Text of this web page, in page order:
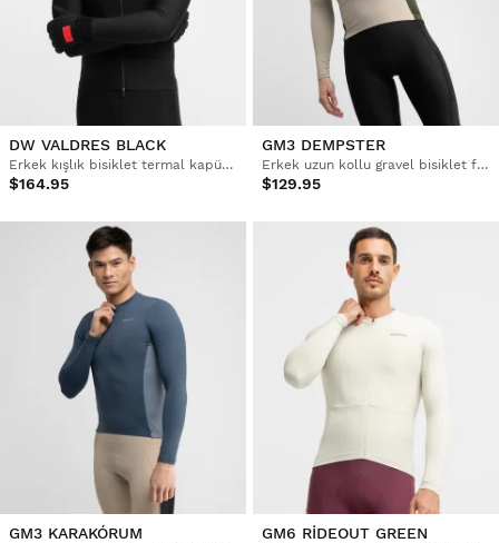
DW VALDRES BLACK
Erkek kışlık bisiklet termal kapüşonlu forma
$164.95
GM3 DEMPSTER
Erkek uzun kollu gravel bisiklet forması
$129.95
GM3 KARAKÓRUM GM6 RIDEOUT GREEN